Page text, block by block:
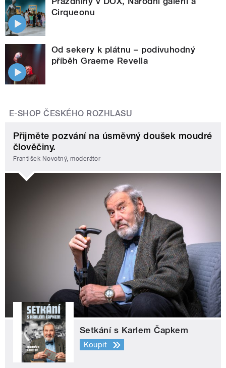
Cirqueonu
Od sekery k plátnu – podivuhodný
příběh Graeme Revella
E-SHOP ČESKÉHO ROZHLASU
Přijměte pozvání na úsměvný doušek moudré
člověčiny.
František Novotný, moderátor
Setkání s Karlem Čapkem
Koupit